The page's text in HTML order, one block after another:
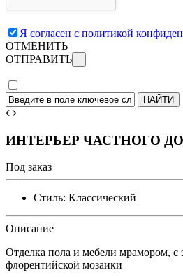
Я согласен с политикой
ОТМЕНИТЬ
ОТПРАВИТЬ
ИНТЕРЬЕР ЧАСТНОГО
Под заказ
Стиль: Классический
Описание
Отделка пола и мебели мрамором, с
флорентийской мозаики